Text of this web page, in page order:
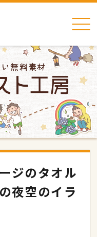
ジのタオル
夜空のイラ